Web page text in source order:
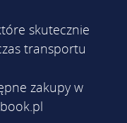
skutecznie
transportu
zakupy w